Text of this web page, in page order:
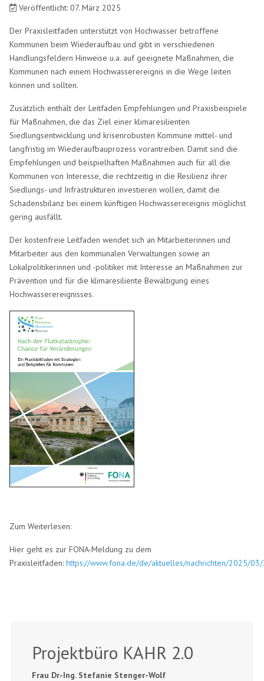
Veröffentlicht: 07. März 2025
Der Praxisleitfaden unterstützt von Hochwasser betroffene
Kommunen beim Wiederaufbau und gibt in verschiedenen
Handlungsfeldern Hinweise u.a. auf geeignete Maßnahmen, die
Kommunen nach einem Hochwasserereignis in die Wege leiten
können und sollten.
Zusätzlich enthält der Leitfaden Empfehlungen und Praxisbeispiele
für Maßnahmen, die das Ziel einer klimaresilienten
Siedlungsentwicklung und krisenrobusten Kommune mittel- und
langfristig im Wiederaufbauprozess vorantreiben. Damit sind die
Empfehlungen und beispielhaften Maßnahmen auch für all die
Kommunen von Interesse, die rechtzeitig in die Resilienz ihrer
Siedlungs- und Infrastrukturen investieren wollen, damit die
Schadensbilanz bei einem künftigen Hochwasserereignis möglichst
gering ausfällt.
Der kostenfreie Leitfaden wendet sich an Mitarbeiterinnen und
Mitarbeiter aus den kommunalen Verwaltungen sowie an
Lokalpolitikerinnen und -politiker mit Interesse an Maßnahmen zur
Prävention und für die klimaresiliente Bewältigung eines
Hochwasserereignisses.
Zum Weiterlesen:
Hier geht es zur FONA-Meldung zu dem
Praxisleitfaden:https://www.fona.de/de/aktuelles/nachrichten/2025/
Projektbüro KAHR 2.0
Frau Dr.-Ing. Stefanie Stenger-Wolf